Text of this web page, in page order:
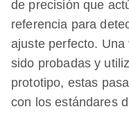
de precisión que
referencia para
ajuste perfecto.
sido probadas y
prototipo, estas
con los estándares